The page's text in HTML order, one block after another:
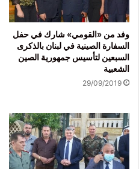
وفد من «القومي» شارك في حفل
السفارة الصينية في لبنان بالذكرى
السبعين لتأسيس جمهورية الصين
الشعبية
29/09/2019